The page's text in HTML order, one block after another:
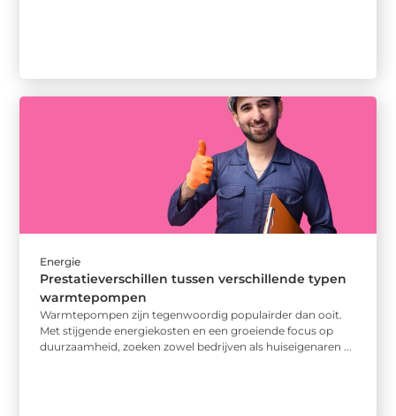
Energie
Prestatieverschillen tussen verschillende typen
warmtepompen
Warmtepompen zijn tegenwoordig populairder dan ooit.
Met stijgende energiekosten en een groeiende focus op
duurzaamheid, zoeken zowel bedrijven als huiseigenaren ...